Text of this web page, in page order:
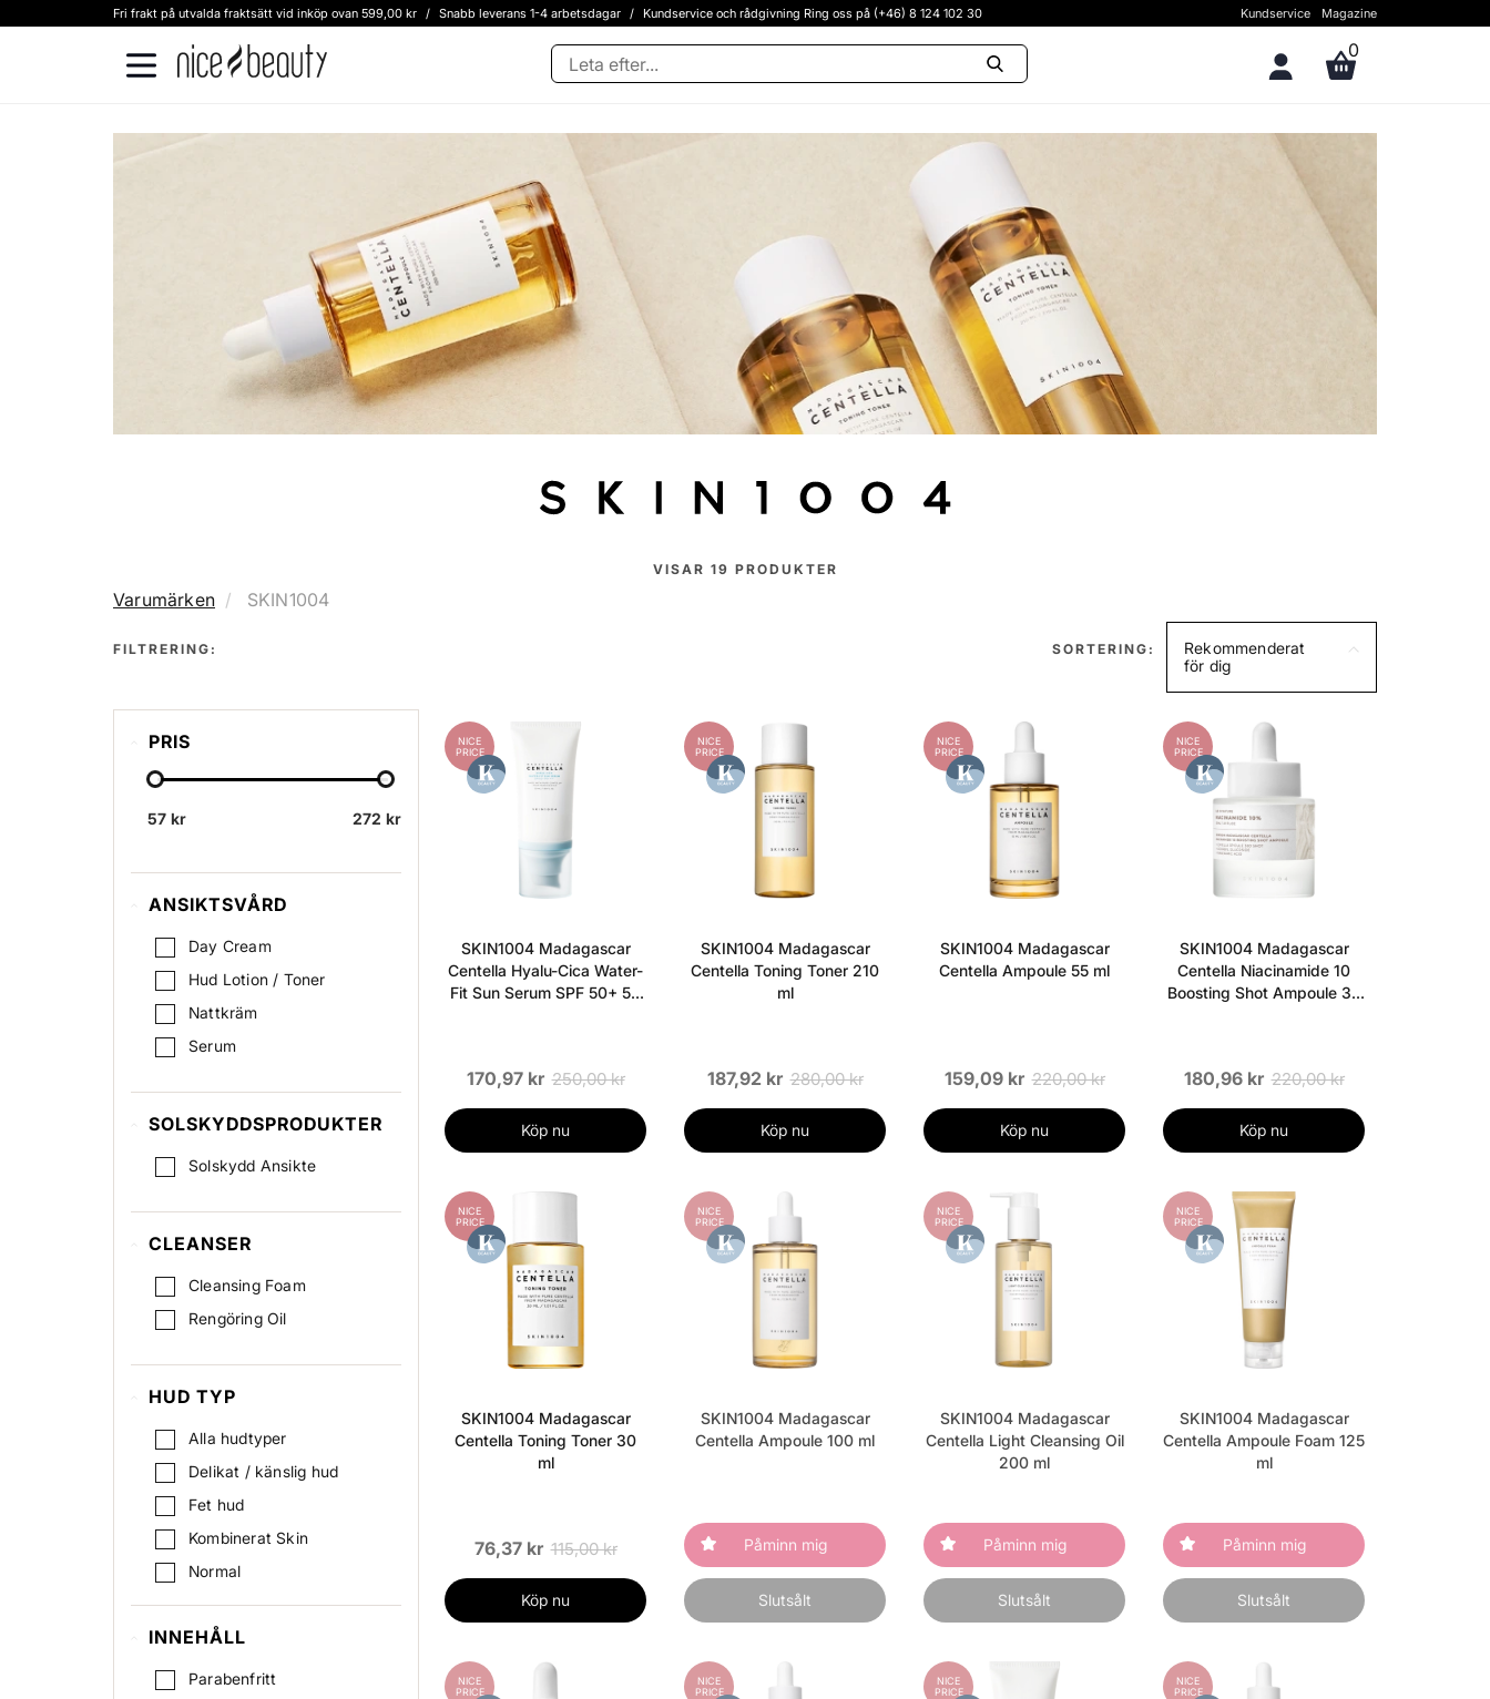
Fri frakt på utvalda fraktsätt vid inköp ovan 599,00 kr / Snabb leverans 1-4 arbetsdagar / Kundservice och rådgivning Ring oss på (+46) 8 124 102 30 Kundservice Magazine
0
VISAR 19 PRODUKTER
Varumärken SKIN1004
FILTRERING:
Rekommenderat
för dig
SORTERING:
PRIS
57 kr 272 kr
ANSIKTSVÅRD
Day Cream
Hud Lotion / Toner
Nattkräm
Serum
SOLSKYDDSPRODUKTER
Solskydd Ansikte
CLEANSER
Cleansing Foam
Rengöring Oil
HUD TYP
Alla hudtyper
Delikat / känslig hud
Fet hud
Kombinerat Skin
Normal
Oren Hud
Pigmenterad hud
Torr hud
INNEHÅLL
Parabenfritt
NICE
PRICE
SKIN1004 Madagascar
Centella Hyalu-Cica Water-
Fit Sun Serum SPF 50+ 50
170,97 kr 250,00 kr
Köp nu
NICE
PRICE
SKIN1004 Madagascar
Centella Toning Toner 210
ml
187,92 kr 280,00 kr
Köp nu
NICE
PRICE
SKIN1004 Madagascar
Centella Ampoule 55 ml
159,09 kr 220,00 kr
Köp nu
NICE
PRICE
SKIN1004 Madagascar
Centella Niacinamide 10
Boosting Shot Ampoule 30
180,96 kr 220,00 kr
Köp nu
NICE
PRICE
SKIN1004 Madagascar
Centella Toning Toner 30
ml
76,37 kr 115,00 kr
Köp nu
NICE
PRICE
SKIN1004 Madagascar
Centella Ampoule 100 ml
Påminn mig
Slutsålt
NICE
PRICE
SKIN1004 Madagascar
Centella Light Cleansing Oil
200 ml
Påminn mig
Slutsålt
NICE
PRICE
SKIN1004 Madagascar
Centella Ampoule Foam 125
ml
Påminn mig
Slutsålt
NICE
PRICE
NICE
PRICE
NICE
PRICE
NICE
PRICE